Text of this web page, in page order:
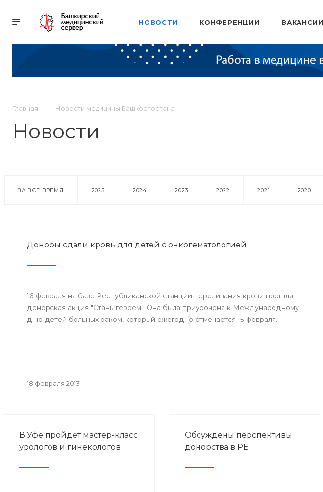
НОВОСТИ КОНФЕРЕНЦИИ ВАКАНСИИ
Главная Новости медицины Башкортостана
Новости
ЗА ВСЕ ВРЕМЯ 2025 2024 2023 2022 2021 2020
Доноры сдали кровь для детей с онкогематологией
16 февраля на базе Республиканской станции переливания крови прошла
донорская акция "Стань героем". Она была приурочена к Международному
дню детей больных раком, который ежегодно отмечается 15 февраля.
18 февраля 2013
В Уфе пройдет мастер-класс
урологов и гинекологов
Обсуждены перспективы
донорства в РБ